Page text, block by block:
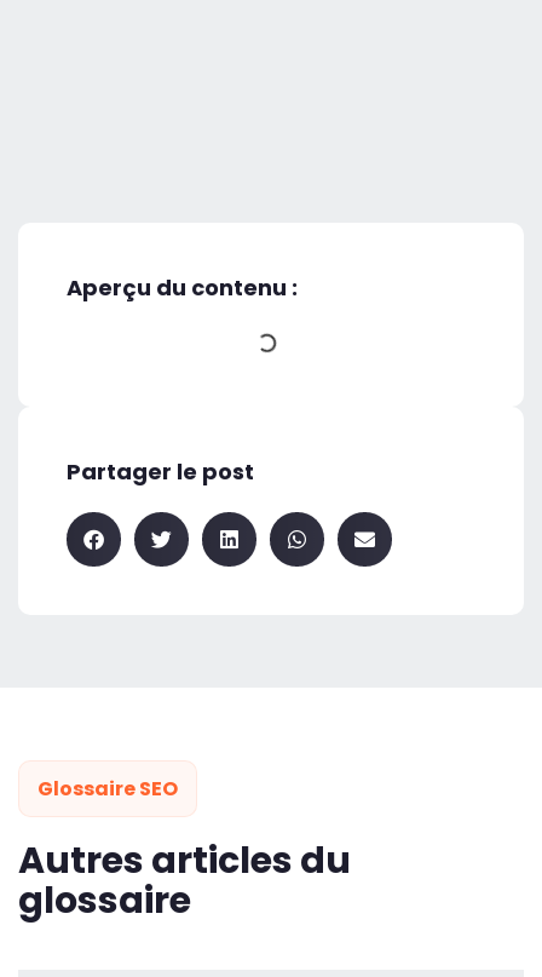
Aperçu du contenu :
Partager le post
Glossaire SEO
Autres articles du
glossaire